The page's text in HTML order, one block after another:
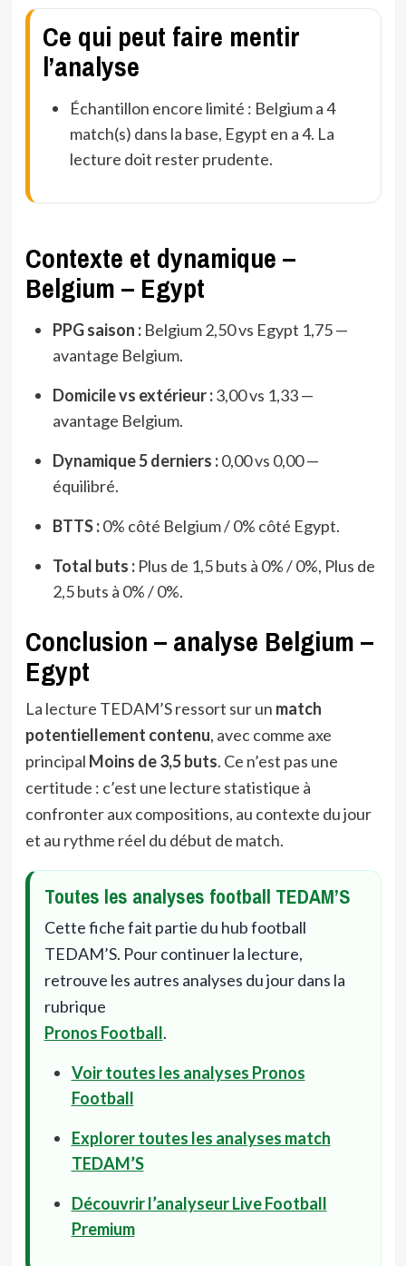
Ce qui peut faire mentir
l’analyse
Échantillon encore limité : Belgium a 4
match(s) dans la base, Egypt en a 4. La
lecture doit rester prudente.
Contexte et dynamique –
Belgium – Egypt
PPG saison :Belgium 2,50 vs Egypt 1,75 —
avantage Belgium.
Domicile vs extérieur :3,00 vs 1,33 —
avantage Belgium.
Dynamique 5 derniers :0,00 vs 0,00 —
équilibré.
BTTS :0% côté Belgium / 0% côté Egypt.
Total buts :Plus de 1,5 buts à 0% / 0%, Plus de
2,5 buts à 0% / 0%.
Conclusion – analyse Belgium –
Egypt
La lecture TEDAM’S ressort sur un match
potentiellement contenu, avec comme axe
principal Moins de 3,5 buts. Ce n’est pas une
certitude : c’est une lecture statistique à
confronter aux compositions, au contexte du jour
et au rythme réel du début de match.
Toutes les analyses football TEDAM’S
Cette fiche fait partie du hub football
TEDAM’S. Pour continuer la lecture,
retrouve les autres analyses du jour dans la
rubrique
Pronos Football.
Voir toutes les analyses Pronos
Football
Explorer toutes les analyses match
TEDAM’S
Découvrir l’analyseur Live Football
Premium